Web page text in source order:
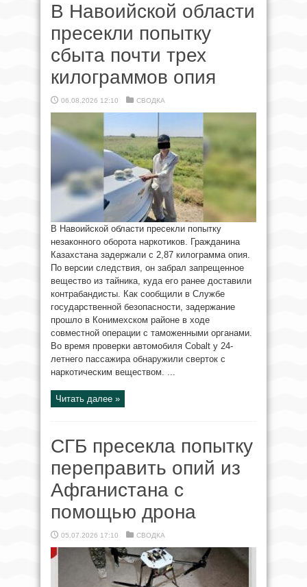
В Навоийской области
пресекли попытку
сбыта почти трех
килограммов опия
06.08.2026 12:10 СВОДКА
В Навоийской области пресекли попытку
незаконного оборота наркотиков. Гражданина
Казахстана задержали с 2,87 килограмма опия.
По версии следствия, он забрал запрещенное
вещество из тайника, куда его ранее доставили
контрабандисты. Как сообщили в Службе
государственной безопасности, задержание
прошло в Конимехском районе в ходе
совместной операции с таможенными органами.
Во время проверки автомобиля Cobalt у 24-
летнего пассажира обнаружили сверток с
наркотическим веществом. ...
Читать далее »
СГБ пресекла попытку
переправить опий из
Афганистана с
помощью дрона
05.07.2026 17:10 СВОДКА